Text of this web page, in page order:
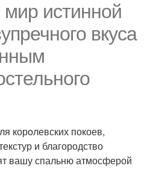
мир истинной
вкуса
королевских покоев,
и благородство
вашу спальню атмосферой